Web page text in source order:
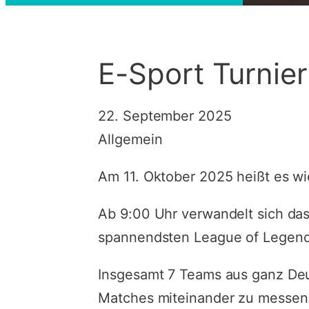
E-Sport
22. September 2025
Allgemein
Am 11. Oktober 2025 heißt es
Ab 9:00 Uhr verwandelt sich
spannendsten League of
Insgesamt 7 Teams aus ganz
Matches miteinander zu